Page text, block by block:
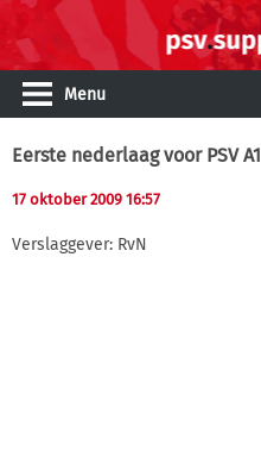
Menu
Eerste nederlaag voor PSV A1
17 oktober 2009 16:57
Verslaggever: RvN